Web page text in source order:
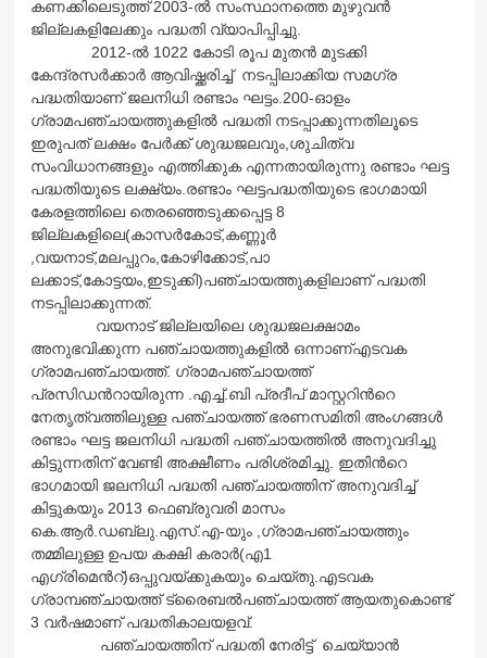
കണക്കിലെടുത്ത് 2003-ല്‍ സംസ്ഥാനത്തെ മുഴുവന്‍
ജില്ലകളിലേക്കും പദ്ധതി വ്യാപിപ്പിച്ചു.
2012-ല്‍ 1022 കോടി രൂപ മുതന്‍ മുടക്കി
കേന്ദ്രസര്‍ക്കാര്‍ ആവിഷ്ക്കരിച്ച് നടപ്പിലാക്കിയ സമഗ്ര
പദ്ധതിയാണ് ജലനിധി രണ്ടാം ഘട്ടം.200-ഓളം
ഗ്രാമപഞ്ചായത്തുകളില്‍ പദ്ധതി നടപ്പാക്കുന്നതിലൂടെ
ഇരുപത് ലക്ഷം പേര്‍ക്ക് ശുദ്ധജലവും,ശുചിത്വ
സംവിധാനങ്ങളും എത്തിക്കുക എന്നതായിരുന്നു രണ്ടാം ഘട്ട
പദ്ധതിയുടെ ലക്ഷ്യം.രണ്ടാം ഘട്ടപദ്ധതിയുടെ ഭാഗമായി
കേരളത്തിലെ തെരഞ്ഞെടുക്കപ്പെട്ട 8
ജില്ലകളിലെ(കാസര്‍കോട്,കണ്ണൂര്‍
,വയനാട്,മലപ്പുറം,കോഴിക്കോട്,പാ
ലക്കാട്,കോട്ടയം,ഇടുക്കി)പഞ്ചായത്തുകളിലാണ് പദ്ധതി
നടപ്പിലാക്കുന്നത്.
വയനാട് ജില്ലയിലെ ശുദ്ധജലക്ഷാമം
അനുഭവിക്കുന്ന പഞ്ചായത്തുകളില്‍ ഒന്നാണ്എടവക
ഗ്രാമപഞ്ചായത്ത്. ഗ്രാമപഞ്ചായത്ത്
പ്രസിഡന്‍റായിരുന്ന .എച്ച്.ബി പ്രദീപ് മാസ്റ്ററിന്‍റെ
നേതൃത്വത്തിലുള്ള പഞ്ചായത്ത് ഭരണസമിതി അംഗങ്ങള്‍
രണ്ടാം ഘട്ട ജലനിധി പദ്ധതി പഞ്ചായത്തില്‍ അനുവദിച്ചു
കിട്ടുന്നതിന് വേണ്ടി അക്ഷീണം പരിശ്രമിച്ചു. ഇതിന്‍റെ
ഭാഗമായി ജലനിധി പദ്ധതി പഞ്ചായത്തിന് അനുവദിച്ച്
കിട്ടുകയും 2013 ഫെബ്രുവരി മാസം
കെ.ആര്‍.ഡബ്ലു.എസ്.എ-യും ,ഗ്രാമപഞ്ചായത്തും
തമ്മിലുള്ള ഉപയ കക്ഷി കരാര്‍(എ1
എഗ്രിമെന്‍റ്)ഒപ്പുവയ്ക്കുകയും ചെയ്തു.എടവക
ഗ്രാമ്പഞ്ചായത്ത് ട്രൈബല്‍പഞ്ചായത്ത് ആയതുകൊണ്ട്
3 വര്‍ഷമാണ് പദ്ധതികാലയളവ്.
പഞ്ചായത്തിന് പദ്ധതി നേരിട്ട് ചെയ്യാന്‍